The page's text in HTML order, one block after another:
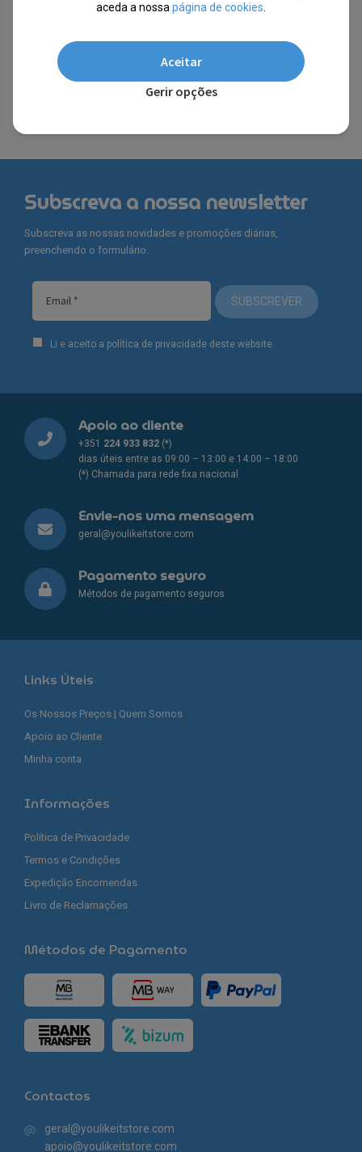
FERRARI®
aceda a nossa página de cookies
Aceitar
Gerir opções
Subscreva a nossa newsletter
Subscreva as nossas novidades e promoções diárias,
preenchendo o formulário.
SUBSCREVER
Li e aceito a política de privacidade deste website.
Apoio ao cliente
+351 224 933 832 (*)
dias úteis entre as 09:00 – 13:00 e 14:00 – 18:00
(*) Chamada para rede fixa nacional
Envie-nos uma mensagem
geral@youlikeitstore.com
Pagamento seguro
Métodos de pagamento seguros
Links Úteis
Os Nossos Preços | Quem Somos
Apoio ao Cliente
Minha conta
Informações
Política de Privacidade
Termos e Condições
Expedição Encomendas
Livro de Reclamações
Métodos de Pagamento
Contactos
geral@youlikeitstore.com
apoio@youlikeitstore.com